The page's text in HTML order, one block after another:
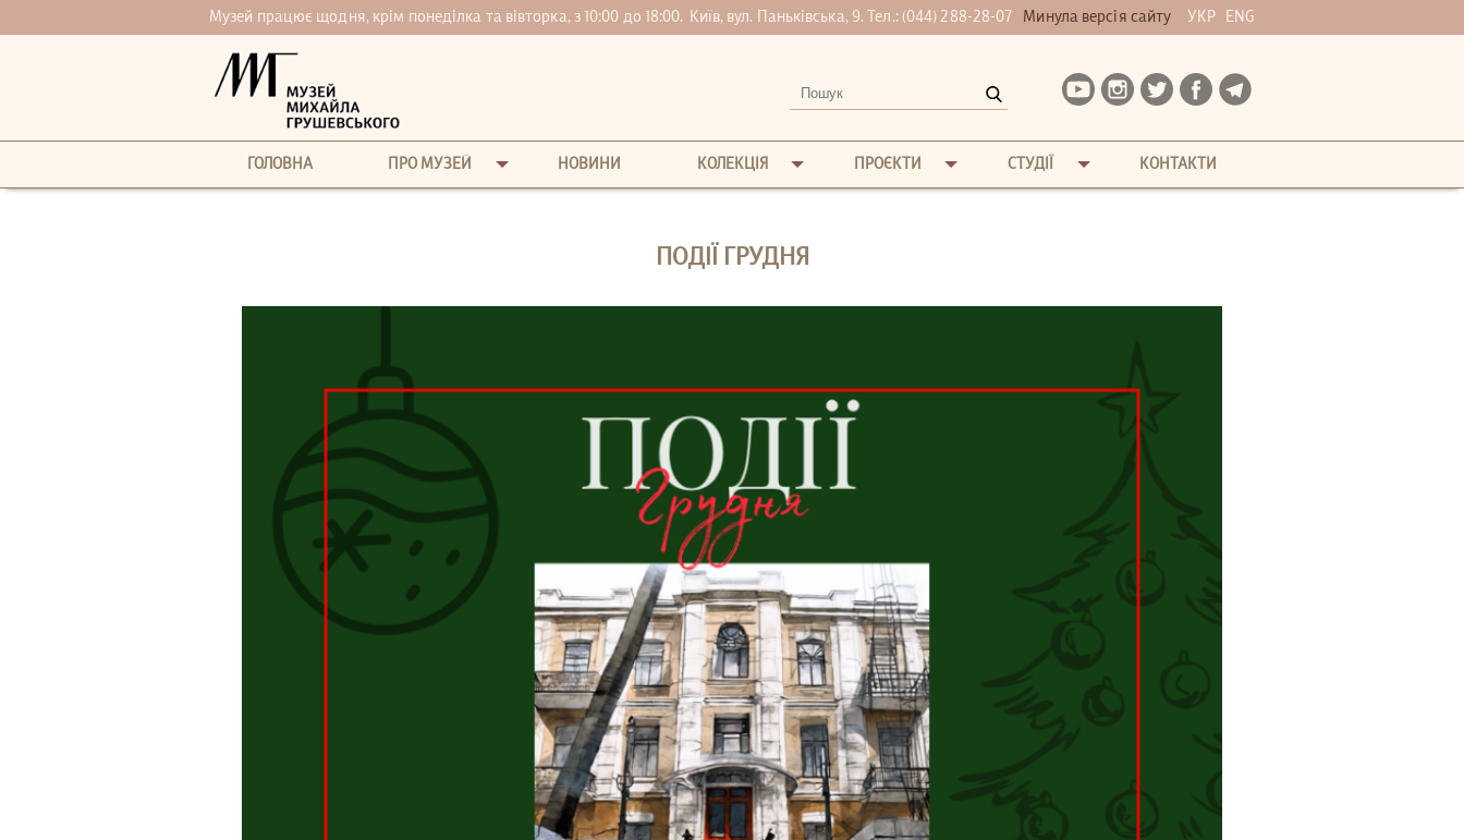
Музей працює щодня, крім понеділка та вівторка, з 10:00 до 18:00. Київ, вул. Паньківська, 9. Тел.:(044) 288-28-07 Минула версія сайту УКР ENG
ГОЛОВНА ПРО МУЗЕЙ НОВИНИ КОЛЕКЦІЯ ПРОЄКТИ СТУДІЇ КОНТАКТИ
ПОДІЇ ГРУДНЯ